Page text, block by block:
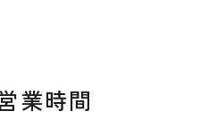
業時間